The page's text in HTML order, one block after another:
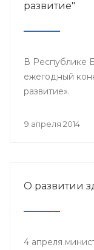
развитие"
В Республике
ежегодный
развитие».
9 апреля 2014
О развитии
4 апреля